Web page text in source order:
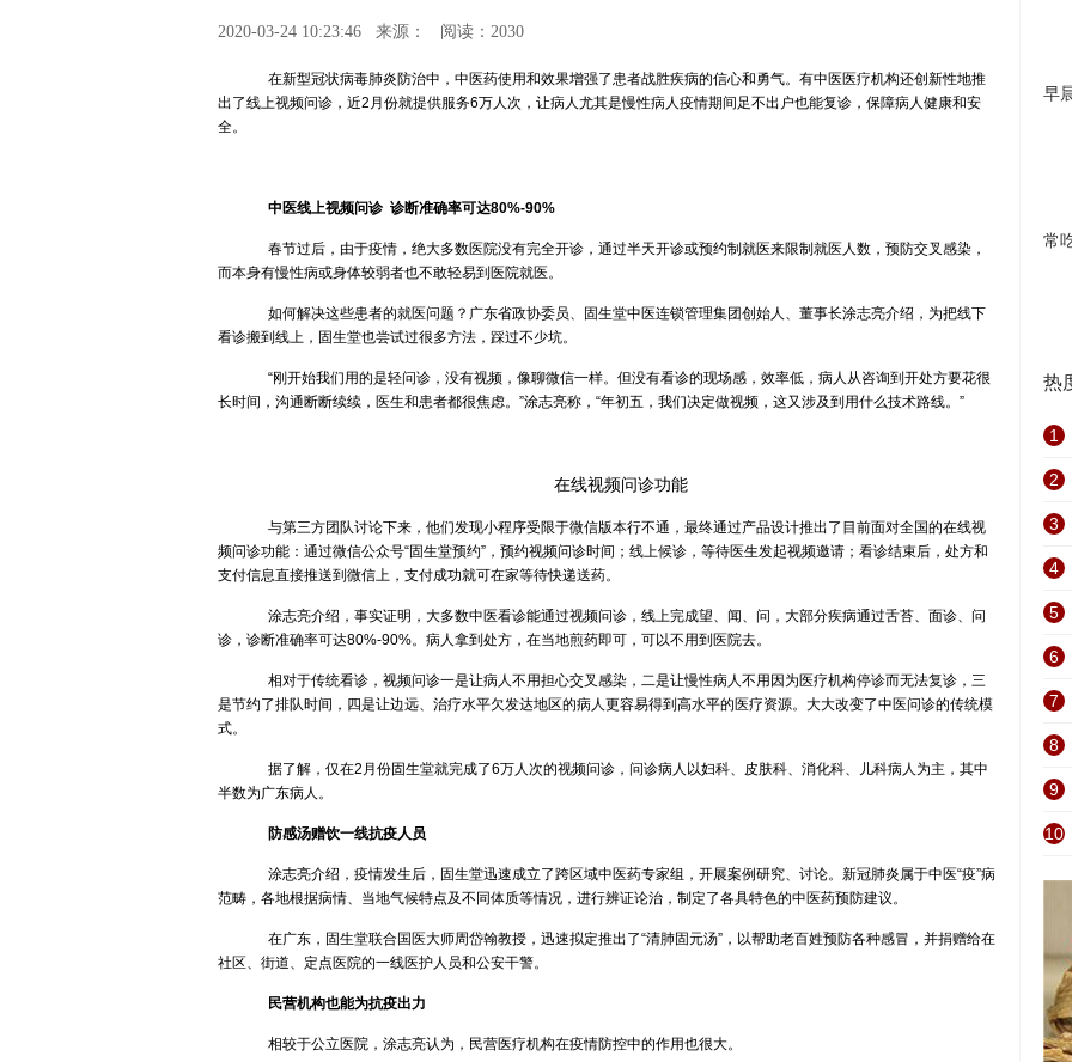
2020-03-24 10:23:46 来源： 阅读：2030
在新型冠状病毒肺炎防治中，中医药使用和效果增强了患者战胜疾病的信心和勇气。有中医医疗机构还创新性地推
出了线上视频问诊，近2月份就提供服务6万人次，让病人尤其是慢性病人疫情期间足不出户也能复诊，保障病人健康和安
全。
中医线上视频问诊 诊断准确率可达80%-90%
春节过后，由于疫情，绝大多数医院没有完全开诊，通过半天开诊或预约制就医来限制就医人数，预防交叉感染，
而本身有慢性病或身体较弱者也不敢轻易到医院就医。
如何解决这些患者的就医问题？广东省政协委员、固生堂中医连锁管理集团创始人、董事长涂志亮介绍，为把线下
看诊搬到线上，固生堂也尝试过很多方法，踩过不少坑。
“刚开始我们用的是轻问诊，没有视频，像聊微信一样。但没有看诊的现场感，效率低，病人从咨询到开处方要花很
长时间，沟通断断续续，医生和患者都很焦虑。”涂志亮称，“年初五，我们决定做视频，这又涉及到用什么技术路线。”
在线视频问诊功能
与第三方团队讨论下来，他们发现小程序受限于微信版本行不通，最终通过产品设计推出了目前面对全国的在线视
频问诊功能：通过微信公众号“固生堂预约”，预约视频问诊时间；线上候诊，等待医生发起视频邀请；看诊结束后，处方和
支付信息直接推送到微信上，支付成功就可在家等待快递送药。
涂志亮介绍，事实证明，大多数中医看诊能通过视频问诊，线上完成望、闻、问，大部分疾病通过舌苔、面诊、问
诊，诊断准确率可达80%-90%。病人拿到处方，在当地煎药即可，可以不用到医院去。
相对于传统看诊，视频问诊一是让病人不用担心交叉感染，二是让慢性病人不用因为医疗机构停诊而无法复诊，三
是节约了排队时间，四是让边远、治疗水平欠发达地区的病人更容易得到高水平的医疗资源。大大改变了中医问诊的传统模
式。
据了解，仅在2月份固生堂就完成了6万人次的视频问诊，问诊病人以妇科、皮肤科、消化科、儿科病人为主，其中
半数为广东病人。
防感汤赠饮一线抗疫人员
涂志亮介绍，疫情发生后，固生堂迅速成立了跨区域中医药专家组，开展案例研究、讨论。新冠肺炎属于中医“疫”病
范畴，各地根据病情、当地气候特点及不同体质等情况，进行辨证论治，制定了各具特色的中医药预防建议。
在广东，固生堂联合国医大师周岱翰教授，迅速拟定推出了“清肺固元汤”，以帮助老百姓预防各种感冒，并捐赠给在
社区、街道、定点医院的一线医护人员和公安干警。
民营机构也能为抗疫出力
相较于公立医院，涂志亮认为，民营医疗机构在疫情防控中的作用也很大。
早
常
热
1
2
3
4
5
6
7
8
9
10